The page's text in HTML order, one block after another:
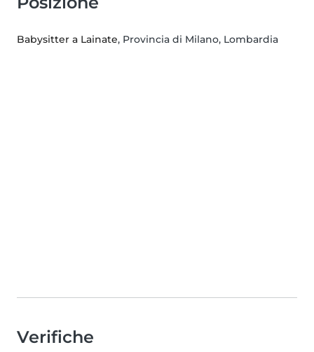
Babysitter a Lainate, Provincia di Milano, Lombardia
Verifiche